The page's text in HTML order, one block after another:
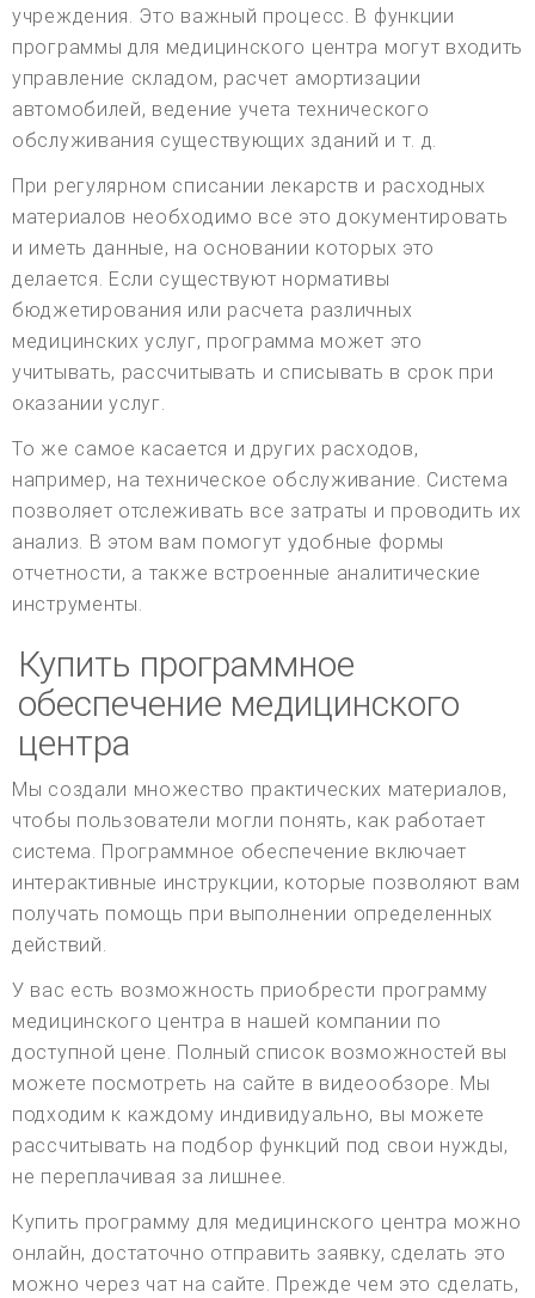
учреждения. Это важный процесс. В функции
программы для медицинского центра могут входить
управление складом, расчет амортизации
автомобилей, ведение учета технического
обслуживания существующих зданий и т. д.
При регулярном списании лекарств и расходных
материалов необходимо все это документировать
и иметь данные, на основании которых это
делается. Если существуют нормативы
бюджетирования или расчета различных
медицинских услуг, программа может это
учитывать, рассчитывать и списывать в срок при
оказании услуг.
То же самое касается и других расходов,
например, на техническое обслуживание. Система
позволяет отслеживать все затраты и проводить их
анализ. В этом вам помогут удобные формы
отчетности, а также встроенные аналитические
инструменты.
Купить программное
обеспечение медицинского
центра
Мы создали множество практических материалов,
чтобы пользователи могли понять, как работает
система. Программное обеспечение включает
интерактивные инструкции, которые позволяют вам
получать помощь при выполнении определенных
действий.
У вас есть возможность приобрести программу
медицинского центра в нашей компании по
доступной цене. Полный список возможностей вы
можете посмотреть на сайте в видеообзоре. Мы
подходим к каждому индивидуально, вы можете
рассчитывать на подбор функций под свои нужды,
не переплачивая за лишнее.
Купить программу для медицинского центра можно
онлайн, достаточно отправить заявку, сделать это
можно через чат на сайте. Прежде чем это сделать,